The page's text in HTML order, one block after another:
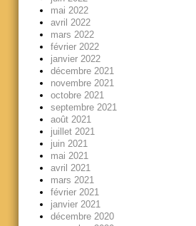
mai 2022
avril 2022
mars 2022
février 2022
janvier 2022
décembre 2021
novembre 2021
octobre 2021
septembre 2021
août 2021
juillet 2021
juin 2021
mai 2021
avril 2021
mars 2021
février 2021
janvier 2021
décembre 2020